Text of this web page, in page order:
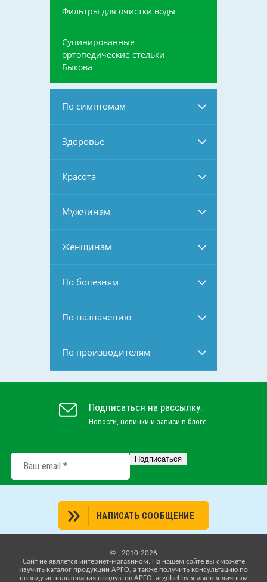
Фильтры для очистки воды
Супинированные
ортопедические стельки
Быкова
По симптомам
Здоровье
Красота
Мужчинам
Женщинам
По болезням
По назначению
По производителям
Подписаться на рассылку:
Новости, новинки и записи в блоге
НАПИСАТЬ СООБЩЕНИЕ
© , 2010-2026
Cайт не является интернет-магазином. На нашем сайте вы сможете
изучить каталог продукции АРГО, а также получить консультацию по
поводу использования продуктов АРГО. argobel.by является личным